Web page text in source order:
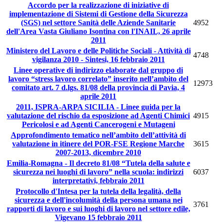
Accordo per la realizzazione di iniziative di
implementazione di Sistemi di Gestione della Sicurezza
(SGS) nel settore Sanità delle Aziende Sanitarie
dell'Area Vasta Giuliano Isontina con l'INAIL, 26 aprile
2011
4952
Ministero del Lavoro e delle Politiche Sociali - Attività di
vigilanza 2010 - Sintesi, 16 febbraio 2011
4748
Linee operative di indirizzo elaborate dal gruppo di
lavoro “stress lavoro correlato” inserito nell’ambito del
comitato art. 7 d.lgs. 81/08 della provincia di Pavia, 4
aprile 2011
12973
2011, ISPRA-ARPA SICILIA - Linee guida per la
valutazione del rischio da esposizione ad Agenti Chimici
Pericolosi e ad Agenti Cancerogeni e Mutageni
4915
Approfondimento tematico nell’ambito dell’attività di
valutazione in itinere del POR-FSE Regione Marche
2007-2013, dicembre 2010
3615
Emilia-Romagna - Il decreto 81/08 “Tutela della salute e
sicurezza nei luoghi di lavoro” nella scuola: indirizzi
interpretativi, febbraio 2011
6037
Protocollo d'Intesa per la tutela della legalità, della
sicurezza e dell'incolumità della persona umana nei
rapporti di lavoro e sui luoghi di lavoro nel settore edile,
Vigevano 15 febbraio 2011
3761